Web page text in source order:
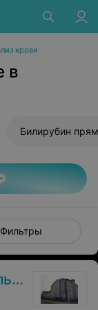
крови
в
Билирубин
Фильтры